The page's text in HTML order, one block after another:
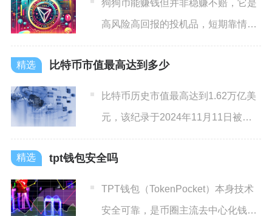
狗狗币能赚钱但并非稳赚不赔，它是
高风险高回报的投机品，短期靠情绪
与消息可获利，长期因无限增
比特币市值最高达到多少
比特币历史市值最高达到1.62万亿美
元，该纪录于2024年11月11日被正
式刷新，彼时比特
tpt钱包安全吗
TPT钱包（TokenPocket）本身技术
安全可靠，是币圈主流去中心化钱